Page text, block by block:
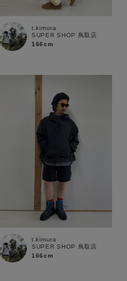
絞り込む
t.kimura
SUPER SHOP 鳥取店
166cm
t.kimura
SUPER SHOP 鳥取店
166cm